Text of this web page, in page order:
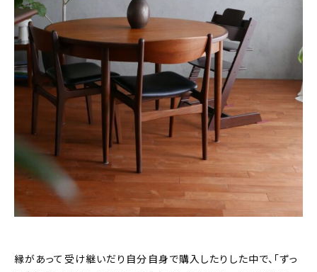
コラム
インテリア
キッチン
暮らし
daily mukuri/ アイテム
カテゴリー一覧
縁があって受け継いだり自分自身で購入したりした中で、「ずっ